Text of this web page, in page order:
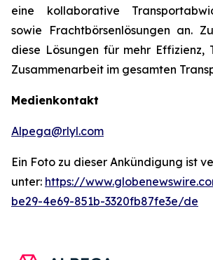
eine kollaborative
sowie Frachtbörsenlösungen an.
diese Lösungen für mehr Effizienz,
Zusammenarbeit im gesamten
Medienkontakt
Alpega@rlyl.com
Ein Foto zu dieser Ankündigung ist
unter: https://
be29-4e69-851b-3320fb87fe3e/de